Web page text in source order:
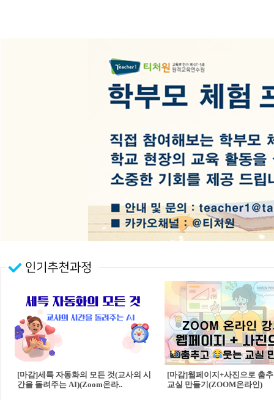
[마감]세특 자동화의 모든 것(교사의 시
간을 돌려주는 AI)(Zoom온라..
[마감]웹페이지+사진으로 춤
교실 만들기(ZOOM온라인)